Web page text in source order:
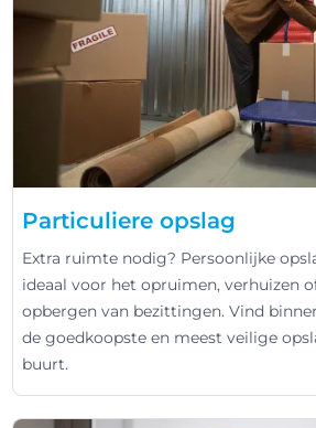
Particuliere opslag
Extra ruimte nodig? Persoonlijke
ideaal voor het opruimen, verhuizen
opbergen van bezittingen. Vind
de goedkoopste en meest veilige
buurt.